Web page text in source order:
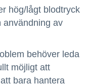
hög/lågt blodtryck
användning av
behöver leda
möjligt att
bara hantera